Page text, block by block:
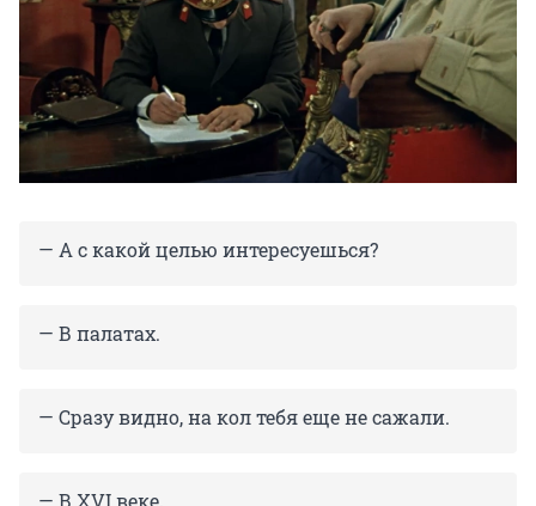
— А с какой целью интересуешься?
— В палатах.
— Сразу видно, на кол тебя еще не сажали.
— В XVI веке.